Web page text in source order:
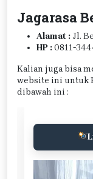
Jagarasa
Alamat :Jl.
HP :0811-
Kalian juga bisa
website ini untuk
dibawah ini :